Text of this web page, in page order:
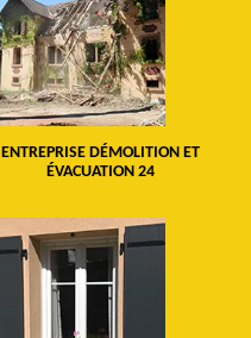
ENTREPRISE DÉMOLITION ET
ÉVACUATION 24